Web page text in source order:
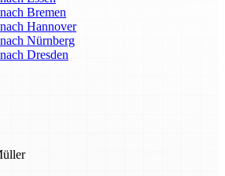
Bremen
Hannover
Nürnberg
Dresden